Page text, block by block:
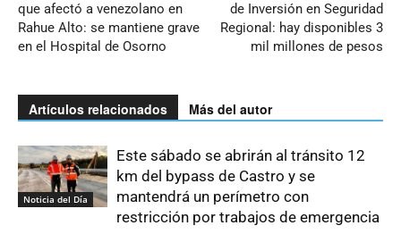
que afectó a venezolano en
Rahue Alto: se mantiene grave
en el Hospital de Osorno
de Inversión en Seguridad
Regional: hay disponibles 3
mil millones de pesos
Artículos relacionados Más del autor
Noticia del Día
Este sábado se abrirán al tránsito 12
km del bypass de Castro y se
mantendrá un perímetro con
restricción por trabajos de emergencia